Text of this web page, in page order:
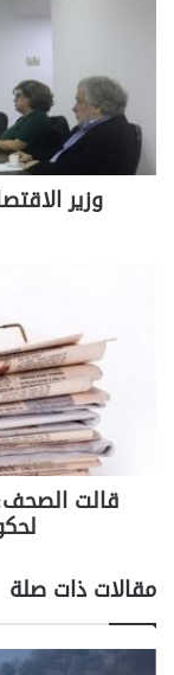
وقالت مصادر
اللبنانيين عن
والاستثمارات
وخصوصاً اكتتاب
عالية من أسهم
مساهمات "غير
وحذرت مصادر
ستضعف الثقة
المصرف في عدد
الآن فصاعداً،
شائعات عن
الى مصارف
وكانت لجنة
الماضي لمراجعة
قالت الصحف:
مقالات ذات صلة